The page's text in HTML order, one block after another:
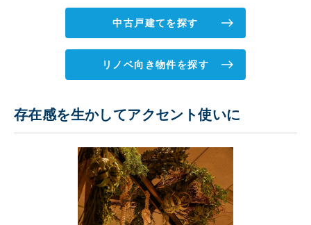
中古戸建てを探す
リノベ向き物件を探す
存在感を生かしてアクセント使いに